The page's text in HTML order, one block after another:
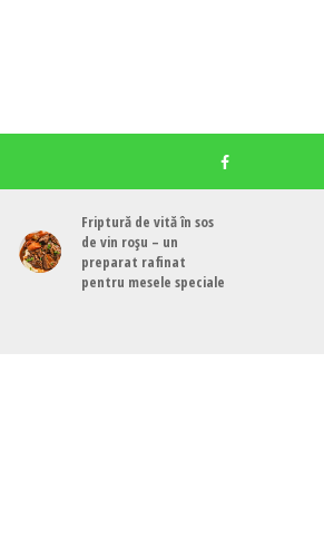
Friptură de vită în sos
de vin roșu – un
preparat rafinat
pentru mesele speciale